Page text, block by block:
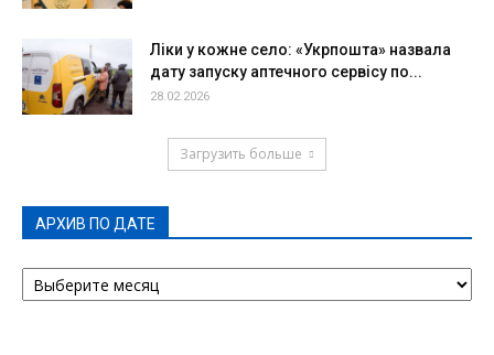
Ліки у кожне село: «Укрпошта» назвала
дату запуску аптечного сервісу по...
28.02.2026
Загрузить больше
АРХИВ ПО ДАТЕ
АРХИВ
ПО